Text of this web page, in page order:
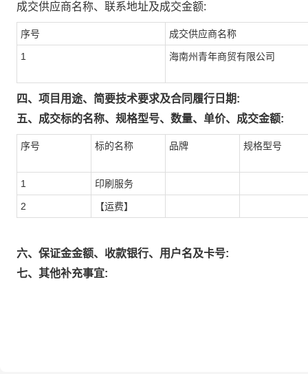
成交供应商名称、联系地址及成交金额:
序号 成交供应商名称
1 海南州青年商贸有限公司
四、项目用途、简要技术要求及合同履行日期:
五、成交标的名称、规格型号、数量、单价、成交金额:
序号 标的名称 品牌 规格型号
1 印刷服务
2 【运费】
六、保证金金额、收款银行、用户名及卡号:
七、其他补充事宜: